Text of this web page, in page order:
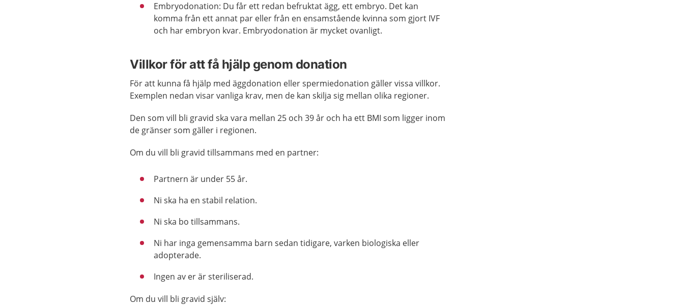
Embryodonation: Du får ett redan befruktat ägg, ett embryo. Det kan
komma från ett annat par eller från en ensamstående kvinna som gjort IVF
och har embryon kvar. Embryodonation är mycket ovanligt.
Villkor för att få hjälp genom donation
För att kunna få hjälp med äggdonation eller spermiedonation gäller vissa villkor.
Exemplen nedan visar vanliga krav, men de kan skilja sig mellan olika regioner.
Den som vill bli gravid ska vara mellan 25 och 39 år och ha ett BMI som ligger inom
de gränser som gäller i regionen.
Om du vill bli gravid tillsammans med en partner:
Partnern är under 55 år.
Ni ska ha en stabil relation.
Ni ska bo tillsammans.
Ni har inga gemensamma barn sedan tidigare, varken biologiska eller
adopterade.
Ingen av er är steriliserad.
Om du vill bli gravid själv: